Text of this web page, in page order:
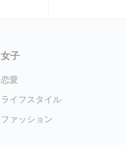
女子
恋愛
ライフスタイル
ファッション